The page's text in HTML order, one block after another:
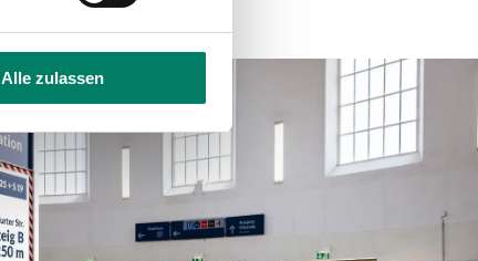
Alle zulassen